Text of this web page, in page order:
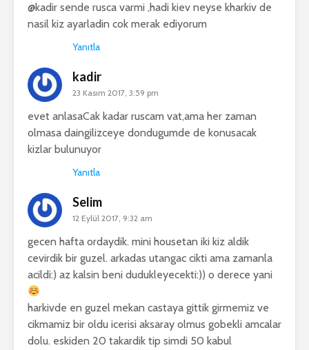
@kadir sende rusca varmi ,hadi kiev neyse kharkiv de
nasil kiz ayarladin cok merak ediyorum
Yanıtla
kadir
23 Kasım 2017, 3:59 pm
evet anlasaCak kadar ruscam vat,ama her zaman
olmasa daingilizceye dondugumde de konusacak
kizlar bulunuyor
Yanıtla
Selim
12 Eylül 2017, 9:32 am
gecen hafta ordaydik. mini housetan iki kiz aldik
cevirdik bir guzel. arkadas utangac cikti ama zamanla
acildi:) az kalsin beni dudukleyecekti:)) o derece yani
harkivde en guzel mekan castaya gittik girmemiz ve
cikmamiz bir oldu icerisi aksaray olmus gobekli amcalar
dolu. eskiden 20 takardik tip simdi 50 kabul